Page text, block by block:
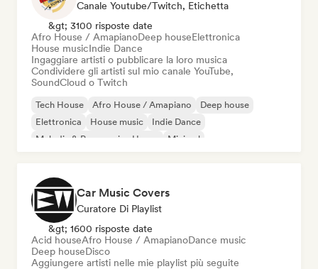
Canale Youtube/Twitch, Etichetta
&gt; 3100 risposte date
Afro House / AmapianoDeep houseElettronica
House musicIndie Dance
Ingaggiare artisti o pubblicare la loro musica
Condividere gli artisti sul mio canale YouTube,
SoundCloud o Twitch
Tech House Afro House / Amapiano
Deep house
Elettronica
House music
Indie Dance
Melodic & Progressive House
Minimal
Car Music Covers
Curatore Di Playlist
&gt; 1600 risposte date
Acid houseAfro House / AmapianoDance music
Deep houseDisco
Aggiungere artisti nelle mie playlist più seguite